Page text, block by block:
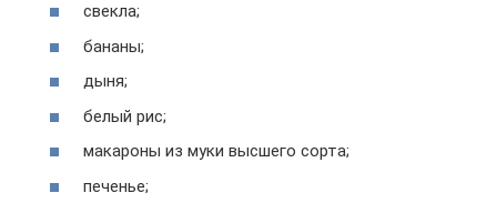
свекла;
бананы;
дыня;
белый рис;
макароны из муки высшего сорта;
печенье;